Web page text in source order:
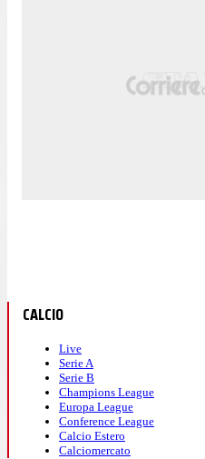
CALCIO
Live
Serie A
Serie B
Champions League
Europa League
Conference League
Calcio Estero
Calciomercato